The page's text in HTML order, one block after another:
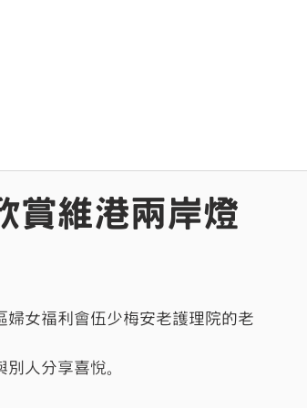
賞維港兩岸燈
女福利會伍少梅安老護理院的老
人分享喜悅。